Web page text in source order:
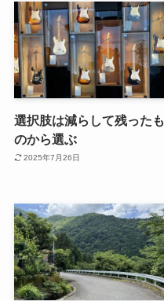
選択肢は減らして残ったも
のから選ぶ
2025年7月26日